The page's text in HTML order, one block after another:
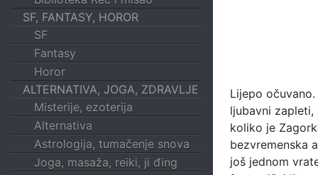
SF, FANTASY, HOROR
SF
Fantasy
Horor
ALTERNATIVA, JOGA, ZDRAVLJE
Misterije, ezoterija
Alternativa
Astrologija, tumačenje snova
Joga, masaža, reiki, ji đing
Lijepo
ljubavni
koliko je
bezvremenska
još jednom